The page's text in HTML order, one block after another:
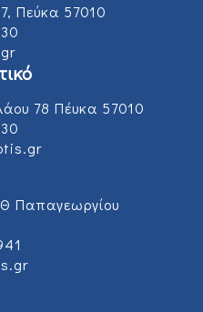
Πεύκα 57010
78 Πέυκα 57010
Παπαγεωργίου